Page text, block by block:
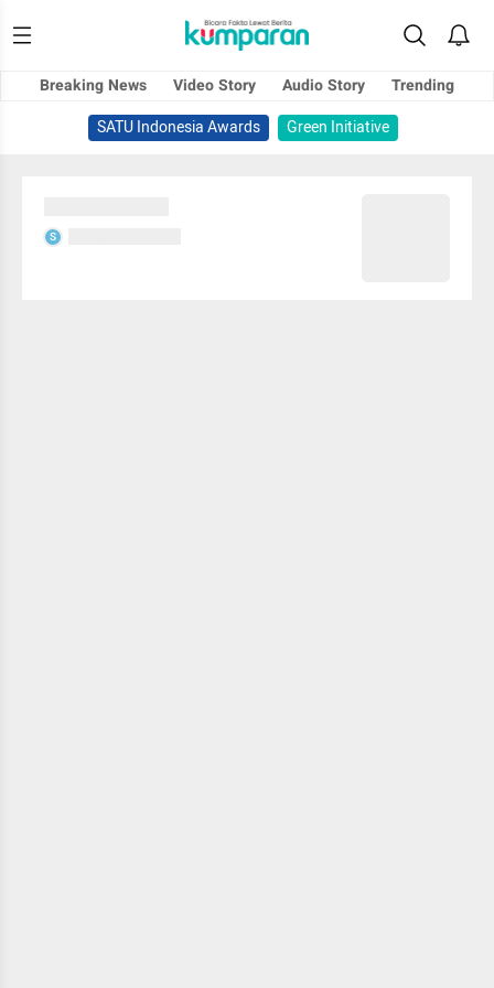
Breaking News Video Story Audio Story
Trending
SATU Indonesia Awards
Green Initiative
S